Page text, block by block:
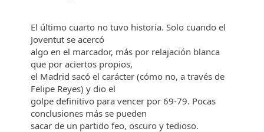
El último cuarto no tuvo historia. Solo cuando el
Joventut se acercó
algo en el marcador, más por relajación blanca
que por aciertos propios,
el Madrid sacó el carácter (cómo no, a través de
Felipe Reyes) y dio el
golpe definitivo para vencer por 69-79. Pocas
conclusiones más se pueden
sacar de un partido feo, oscuro y tedioso.